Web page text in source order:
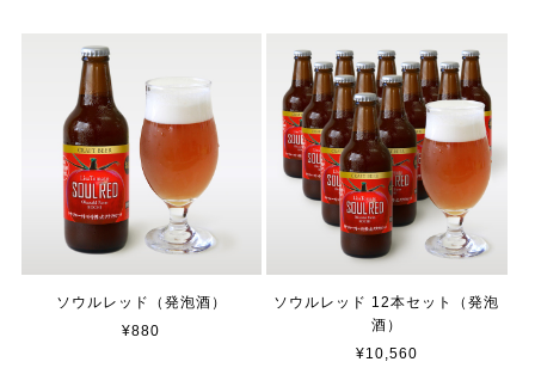
ソウルレッド（発泡酒）
¥880
ソウルレッド 12本セット（発泡
酒）
¥10,560